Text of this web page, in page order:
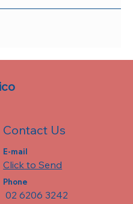
Contact Us
E-mail
Click to Send
Phone
02 6206 3242